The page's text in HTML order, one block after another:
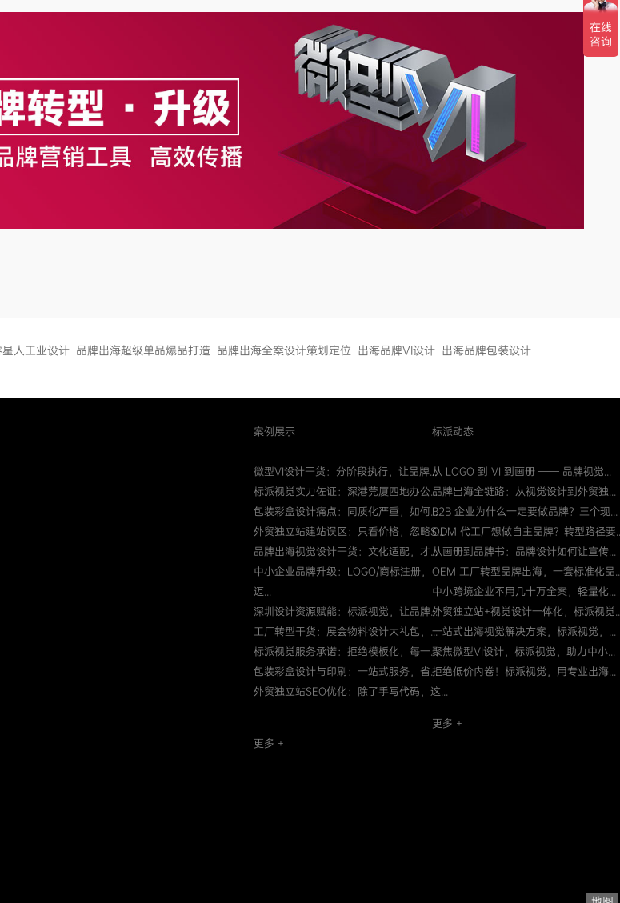
人工业设计 品牌出海超级单品爆品打造 品牌出海全案设计策划定位 出海品牌VI设计 出海品牌包装设计
案例展示
微型VI设计干货：分阶段执行，让品牌...
标派视觉实力佐证：深港莞厦四地办公...
包装彩盒设计痛点：同质化严重，如何...
外贸独立站建站误区：只看价格，忽略S...
品牌出海视觉设计干货：文化适配，才...
中小企业品牌升级：LOGO/商标注册，
迈...
深圳设计资源赋能：标派视觉，让品牌...
工厂转型干货：展会物料设计大礼包，...
标派视觉服务承诺：拒绝模板化，每一...
包装彩盒设计与印刷：一站式服务，省...
外贸独立站SEO优化：除了手写代码，这...
更多 +
标派动态
从 LOGO 到 VI 到画册 —— 品牌视觉...
品牌出海全链路：从视觉设计到外贸独...
B2B 企业为什么一定要做品牌？三个现...
ODM 代工厂想做自主品牌？转型路径要
从画册到品牌书：品牌设计如何让宣传...
OEM 工厂转型品牌出海，一套标准化品
中小跨境企业不用几十万全案，轻量化...
外贸独立站+视觉设计一体化，标派视觉
一站式出海视觉解决方案，标派视觉，...
聚焦微型VI设计，标派视觉，助力中小...
拒绝低价内卷！标派视觉，用专业出海...
更多 +